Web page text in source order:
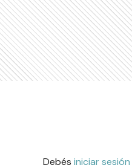
Debés iniciar sesión